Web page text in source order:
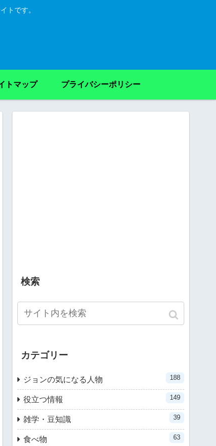
トです。
トマップ プライバシーポリシー
検索
カテゴリー
ジョンの気になる人物 188
役立つ情報 149
雑学・豆知識 39
食べ物 63